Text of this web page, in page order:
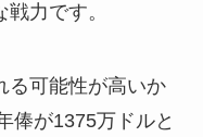
力です。
る可能性が高いか
俸が1375万ドルと